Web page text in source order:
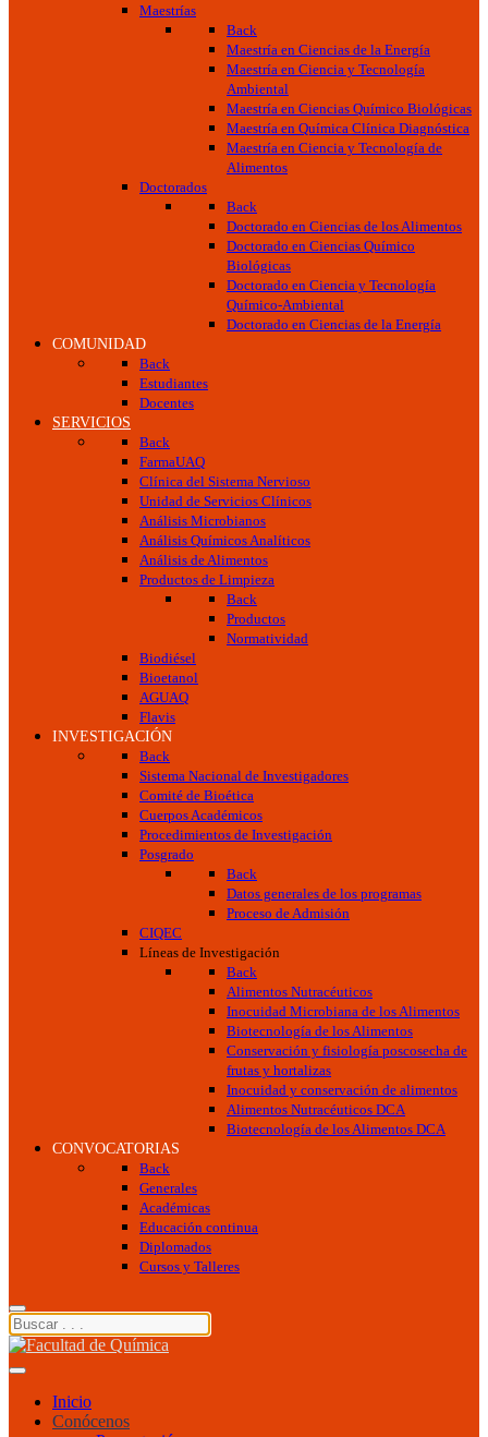
Maestrías
Back
Maestría en Ciencias de la Energía
Maestría en Ciencia y Tecnología
Ambiental
Maestría en Ciencias Químico Biológicas
Maestría en Química Clínica Diagnóstica
Maestría en Ciencia y Tecnología de
Alimentos
Doctorados
Back
Doctorado en Ciencias de los Alimentos
Doctorado en Ciencias Químico
Biológicas
Doctorado en Ciencia y Tecnología
Químico-Ambiental
Doctorado en Ciencias de la Energía
COMUNIDAD
Back
Estudiantes
Docentes
SERVICIOS
Back
FarmaUAQ
Clínica del Sistema Nervioso
Unidad de Servicios Clínicos
Análisis Microbianos
Análisis Químicos Analíticos
Análisis de Alimentos
Productos de Limpieza
Back
Productos
Normatividad
Biodiésel
Bioetanol
AGUAQ
Flavis
INVESTIGACIÓN
Back
Sistema Nacional de Investigadores
Comité de Bioética
Cuerpos Académicos
Procedimientos de Investigación
Posgrado
Back
Datos generales de los programas
Proceso de Admisión
CIQEC
Líneas de Investigación
Back
Alimentos Nutracéuticos
Inocuidad Microbiana de los Alimentos
Biotecnología de los Alimentos
Conservación y fisiología poscosecha de
frutas y hortalizas
Inocuidad y conservación de alimentos
Alimentos Nutracéuticos DCA
Biotecnología de los Alimentos DCA
CONVOCATORIAS
Back
Generales
Académicas
Educación continua
Diplomados
Cursos y Talleres
Inicio
Conócenos